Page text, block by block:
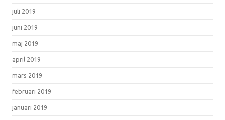
juli 2019
juni 2019
maj 2019
april 2019
mars 2019
februari 2019
januari 2019